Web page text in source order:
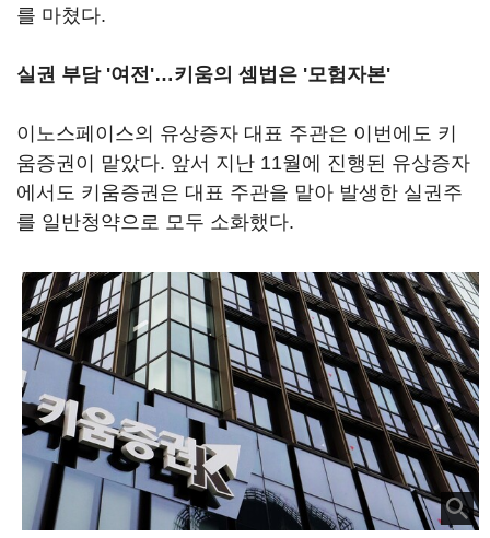
를 마쳤다.
실권 부담 '여전'…키움의 셈법은 '모험자본'
이노스페이스의 유상증자 대표 주관은 이번에도 키
움증권이 맡았다. 앞서 지난 11월에 진행된 유상증자
에서도 키움증권은 대표 주관을 맡아 발생한 실권주
를 일반청약으로 모두 소화했다.